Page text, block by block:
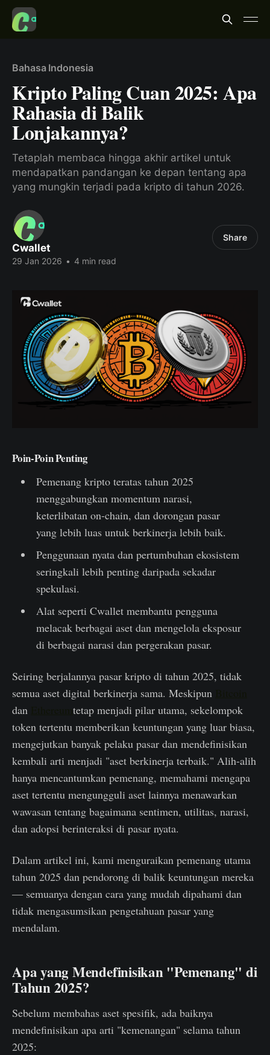
Bahasa Indonesia
Kripto Paling Cuan 2025: Apa
Rahasia di Balik
Lonjakannya?
Tetaplah membaca hingga akhir artikel untuk
mendapatkan pandangan ke depan tentang apa
yang mungkin terjadi pada kripto di tahun 2026.
Cwallet
29 Jan 2026 • 4 min read
Share
Poin-Poin Penting
Pemenang kripto teratas tahun 2025
menggabungkan momentum narasi,
keterlibatan on-chain, dan dorongan pasar
yang lebih luas untuk berkinerja lebih baik.
Penggunaan nyata dan pertumbuhan ekosistem
seringkali lebih penting daripada sekadar
spekulasi.
Alat seperti Cwallet membantu pengguna
melacak berbagai aset dan mengelola eksposur
di berbagai narasi dan pergerakan pasar.
Seiring berjalannya pasar kripto di tahun 2025, tidak
semua aset digital berkinerja sama. Meskipun
dan
tetap menjadi pilar utama, sekelompok
token tertentu memberikan keuntungan yang luar biasa,
mengejutkan banyak pelaku pasar dan mendefinisikan
kembali arti menjadi "aset berkinerja terbaik." Alih-alih
hanya mencantumkan pemenang, memahami mengapa
aset tertentu mengungguli aset lainnya menawarkan
wawasan tentang bagaimana sentimen, utilitas, narasi,
dan adopsi berinteraksi di pasar nyata.
Dalam artikel ini, kami menguraikan pemenang utama
tahun 2025 dan pendorong di balik keuntungan mereka
— semuanya dengan cara yang mudah dipahami dan
tidak mengasumsikan pengetahuan pasar yang
mendalam.
Apa yang Mendefinisikan "Pemenang" di
Tahun 2025?
Sebelum membahas aset spesifik, ada baiknya
mendefinisikan apa arti "kemenangan" selama tahun
2025: